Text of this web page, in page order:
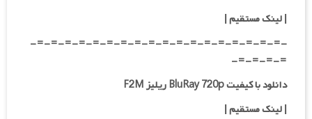
|لینک مستقیم|
-=-=-=-=-=-=-=-=-=-=-=-=-=-=-=-=-=-=-
=-=-=-=-
دانلود با کیفیت BluRay 720p ریلیز F2M
| لینک مستقیم|